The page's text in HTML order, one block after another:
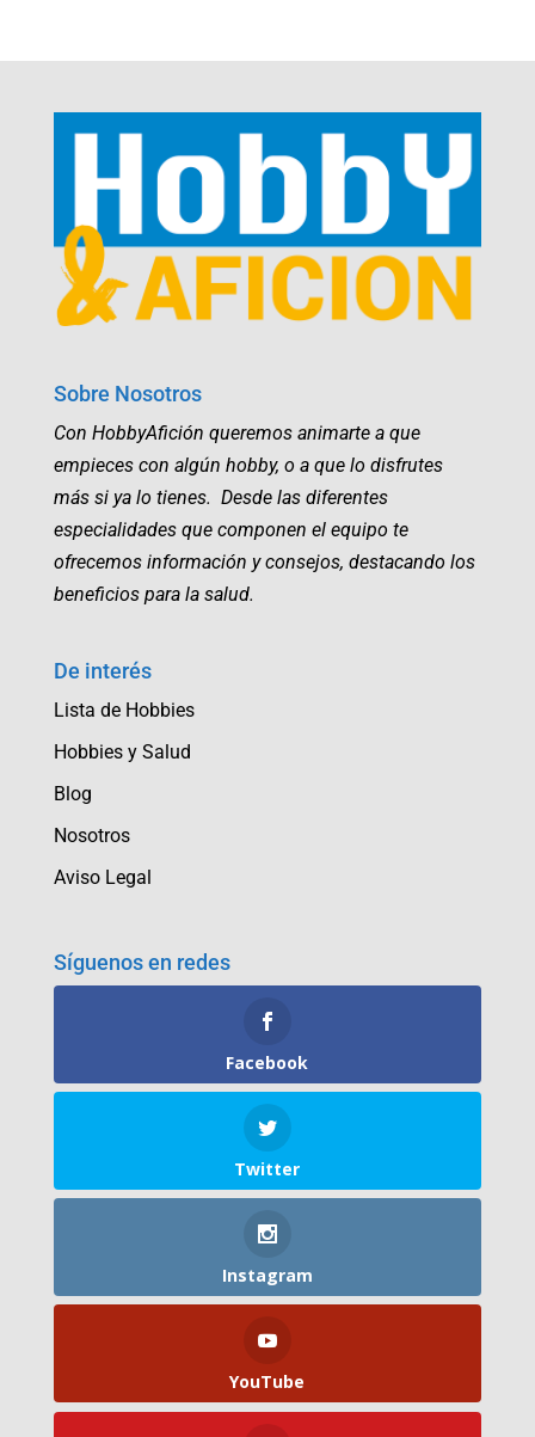
Sobre Nosotros
Con HobbyAfición queremos animarte a que
empieces con algún hobby, o a que lo disfrutes
más si ya lo tienes. Desde las diferentes
especialidades que componen el equipo te
ofrecemos información y consejos, destacando los
beneficios para la salud.
De interés
Lista de Hobbies
Hobbies y Salud
Blog
Nosotros
Aviso Legal
Síguenos en redes
Facebook
Twitter
Instagram
YouTube